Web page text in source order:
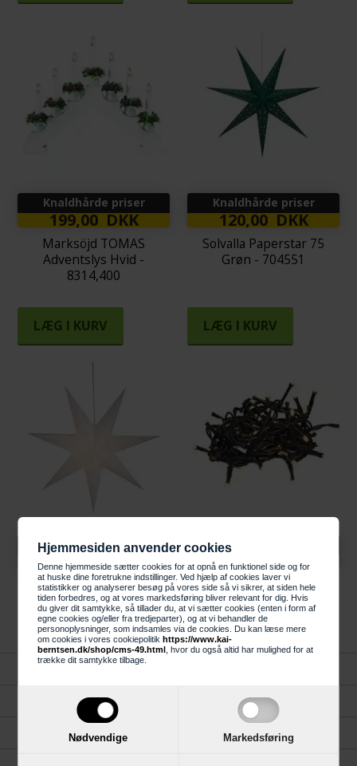
Hjemmesiden anvender cookies
Denne hjemmeside sætter cookies for at opnå en funktionel side og for
at huske dine foretrukne indstillinger. Ved hjælp af cookies laver vi
statistikker og analyserer besøg på vores side så vi sikrer, at siden hele
tiden forbedres, og at vores markedsføring bliver relevant for dig. Hvis
du giver dit samtykke, så tillader du, at vi sætter cookies (enten i form af
egne cookies og/eller fra tredjeparter), og at vi behandler de
personoplysninger, som indsamles via de cookies. Du kan læse mere
om cookies i vores cookiepolitikhttps://www.kai-
berntsen.dk/shop/cms-49.html , hvor du også altid har mulighed for at
trække dit samtykke tilbage.
Nødvendige Markedsføring
Knaldhårde priser
199,00 DKK
Marksöjd TOMAS
Adventslys Hvid -
8314,400
LÆG I KURV
Knaldhårde priser
120,00 DKK
Solvalla Paperstar 75
Grøn - 704551
LÆG I KURV
Knaldhårde priser
199,00 DKK
Markslöjd Saturnus
julestjerne 75 cm
Knaldhårde priser
79,00 DKK
MARKSLÖJD SKEN
LYSKÆDE 40 LYS LED -
702277